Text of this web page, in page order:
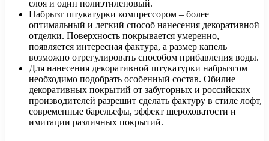
слоя и один полиэтиленовый.
Набрызг штукатурки компрессором – более
оптимальный и легкий способ нанесения декоративной
отделки. Поверхность покрывается умеренно,
появляется интересная фактура, а размер капель
возможно отрегулировать способом прибавления воды.
Для нанесения декоративной штукатурки набрызгом
необходимо подобрать особенный состав. Обилие
декоративных покрытий от забугорных и российских
производителей разрешит сделать фактуру в стиле лофт,
современные барельефы, эффект шероховатости и
имитации различных покрытий.